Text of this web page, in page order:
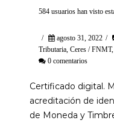
584 usuarios han visto
/ agosto 31, 2022 /
Tributaria Ceres / FNMT,
0 comentarios
Certificado digital.
acreditación de
de Moneda y